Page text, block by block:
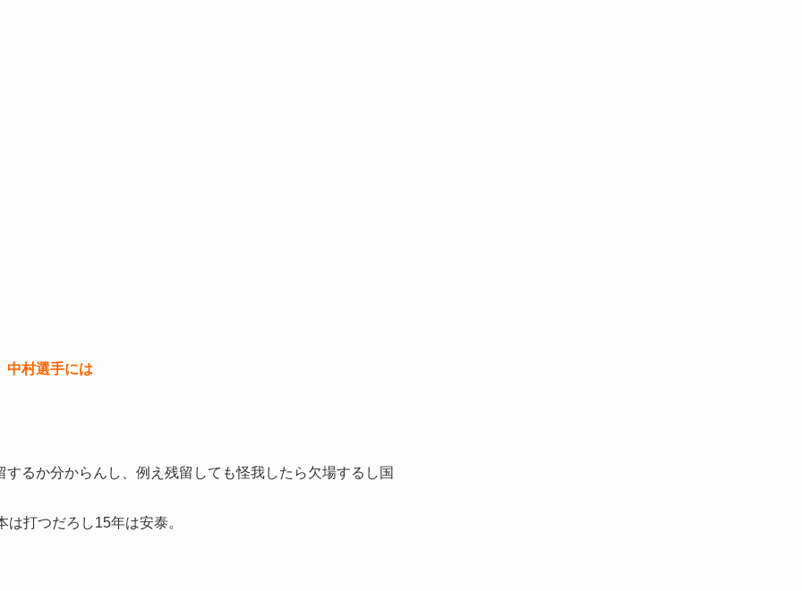
中村選手には
るか分からんし、例え残留しても怪我したら欠場するし国
打つだろし15年は安泰。